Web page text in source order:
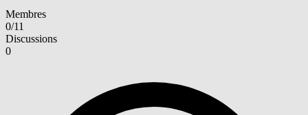
Membres
0/11
Discussions
0